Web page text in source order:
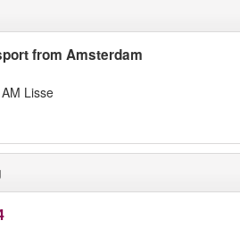
from Amsterdam
Lisse